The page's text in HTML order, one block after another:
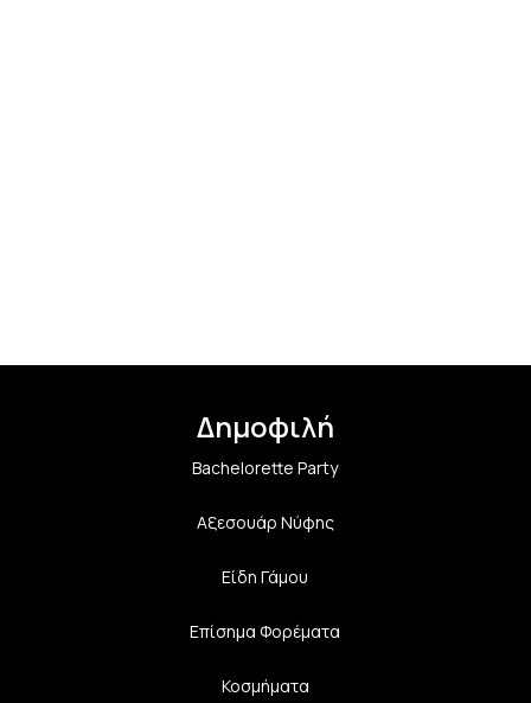
Δημοφιλή
Bachelorette Party
Αξεσουάρ Νύφης
Είδη Γάμου
Επίσημα Φορέματα
Κοσμήματα